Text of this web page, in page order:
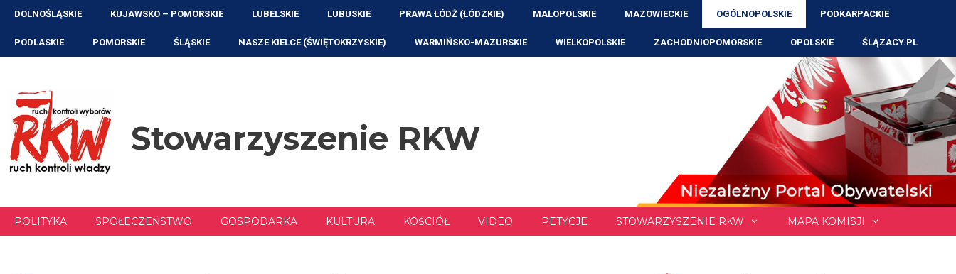
Przejdź
treści
DOLNOŚLĄSKIE KUJAWSKO – POMORSKIE LUBELSKIE LUBUSKIE PRAWA ŁÓDŹ (ŁÓDZKIE) MAŁOPOLSKIE MAZOWIECKIE OGÓLNOPOLSKIE PODKARPACKIE
PODLASKIE POMORSKIE ŚLĄSKIE NASZE KIELCE (ŚWIĘTOKRZYSKIE) WARMIŃSKO-MAZURSKIE WIELKOPOLSKIE ZACHODNIOPOMORSKIE OPOLSKIE ŚLĄZACY.PL
Stowarzyszenie RKW
POLITYKA SPOŁECZEŃSTWO GOSPODARKA KULTURA KOŚCIÓŁ VIDEO PETYCJE STOWARZYSZENIE RKW MAPA KOMISJI